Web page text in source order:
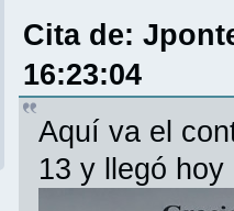
Cita de:
16:23:04
Aquí va el
13 y llegó hoy